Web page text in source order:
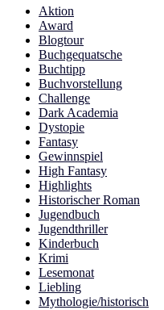
Aktion
Award
Blogtour
Buchgequatsche
Buchtipp
Buchvorstellung
Challenge
Dark Academia
Dystopie
Fantasy
Gewinnspiel
High Fantasy
Highlights
Historischer Roman
Jugendbuch
Jugendthriller
Kinderbuch
Krimi
Lesemonat
Liebling
Mythologie/historisch